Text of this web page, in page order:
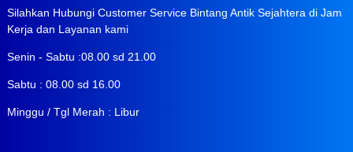
Silahkan Hubungi Customer Service Bintang Antik Sejahtera di Jam
Kerja dan Layanan kami
Senin - Sabtu :08.00 sd 21.00
Sabtu : 08.00 sd 16.00
Minggu / Tgl Merah : Libur